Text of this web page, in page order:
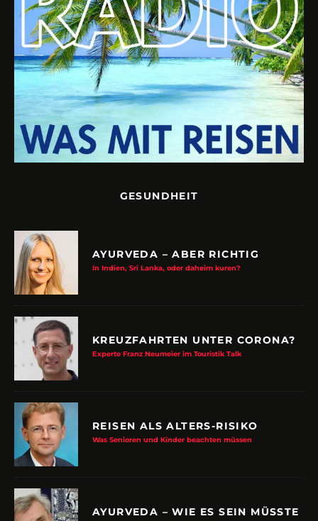
GESUNDHEIT
AYURVEDA – ABER RICHTIG
In Indien, Sri Lanka, oder daheim kuren?
KREUZFAHRTEN UNTER CORONA?
Experte Franz Neumeier im Touristik Talk
REISEN ALS ALTERS-RISIKO
Was Senioren und Kinder beachten müssen
AYURVEDA – WIE ES SEIN MÜSSTE